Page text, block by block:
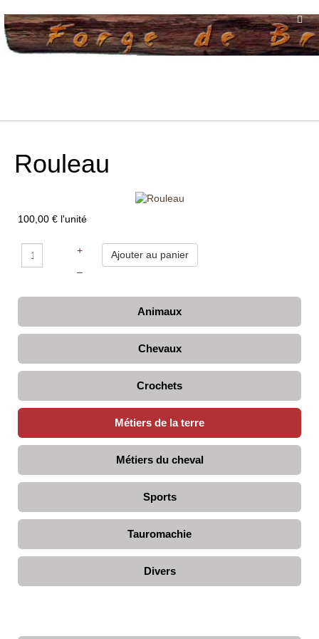
Rouleau
100,00 € l'unité
+
–
Animaux
Chevaux
Crochets
Métiers de la terre
Métiers du cheval
Sports
Tauromachie
Divers